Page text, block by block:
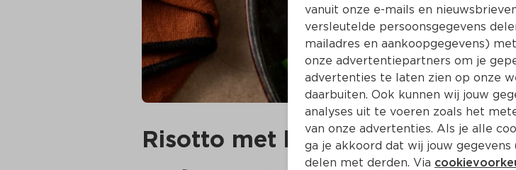
Risotto met haricots verts en
vanuit onze e-mails en
versleutelde persoonsgegevens
mailadres en aankoopgegevens)
onze advertentiepartners om je
advertenties te laten zien op onze
daarbuiten. Ook kunnen wij jouw
analyses uit te voeren zoals het
van onze advertenties. Als je alle
ga je akkoord dat wij jouw
delen met derden. Via